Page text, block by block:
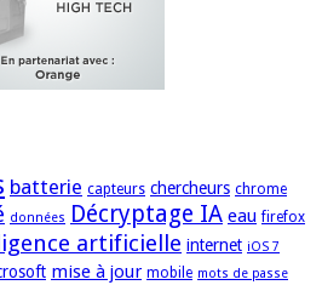
batterie capteurs chercheurs chrome
données Décryptage IA eau firefox
artificielle internet iOS 7
mise à jour mobile mots de passe